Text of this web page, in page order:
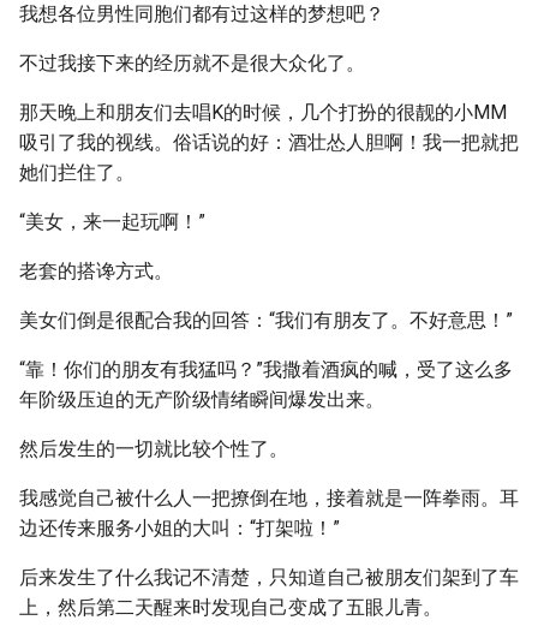
我想各位男性同胞们都有过这样的梦想吧？
不过我接下来的经历就不是很大众化了。
那天晚上和朋友们去唱K的时候，几个打扮的很靓的小MM
吸引了我的视线。俗话说的好：酒壮怂人胆啊！我一把就把
她们拦住了。
“美女，来一起玩啊！”
老套的搭谗方式。
美女们倒是很配合我的回答：“我们有朋友了。不好意思！”
“靠！你们的朋友有我猛吗？”我撒着酒疯的喊，受了这么多
年阶级压迫的无产阶级情绪瞬间爆发出来。
然后发生的一切就比较个性了。
我感觉自己被什么人一把撩倒在地，接着就是一阵拳雨。耳
边还传来服务小姐的大叫：“打架啦！”
后来发生了什么我记不清楚，只知道自己被朋友们架到了车
上，然后第二天醒来时发现自己变成了五眼儿青。